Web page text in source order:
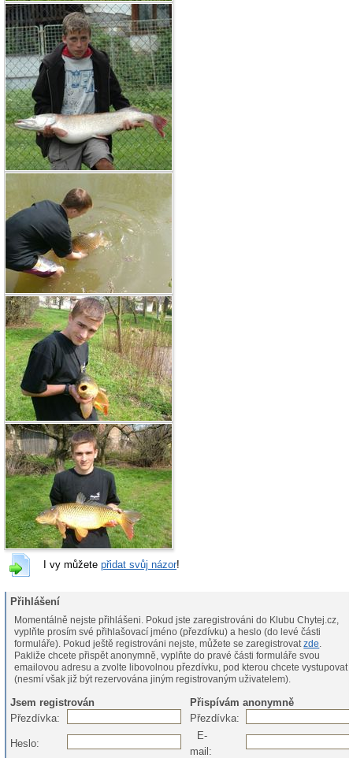
I vy můžete přidat svůj názor!
Přihlášení
Momentálně nejste přihlášeni. Pokud jste zaregistrováni do Klubu Chytej.cz,
vyplňte prosím své přihlašovací jméno (přezdívku) a heslo (do levé části
formuláře). Pokud ještě registrováni nejste, můžete se zaregistrovatzde.
Pakliže chcete přispět anonymně, vyplňte do pravé části formuláře svou
emailovou adresu a zvolte libovolnou přezdívku, pod kterou chcete vystupovat
(nesmí však již být rezervována jiným registrovaným uživatelem).
Jsem registrován
Přispívám anonymně
Přezdívka:
Přezdívka:
Heslo:
E-
mail: